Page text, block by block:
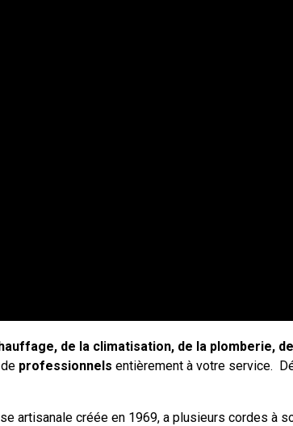
de la climatisation, de la plomberie,
professionnels entièrement à votre service.
artisanale créée en 1969, a plusieurs cordes à